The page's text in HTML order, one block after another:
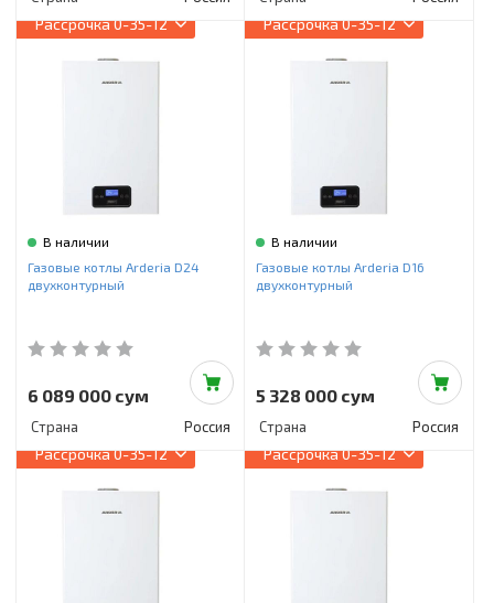
Рассрочка0-35-12
В наличии
Газовые котлы Arderia D24
двухконтурный
6 089 000 сум
Страна Россия
Рассрочка0-35-12
В наличии
Газовые котлы Arderia D16
двухконтурный
5 328 000 сум
Страна Россия
Рассрочка0-35-12 Рассрочка0-35-12